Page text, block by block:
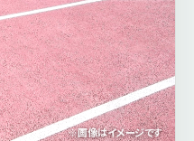
※画像はイメージです